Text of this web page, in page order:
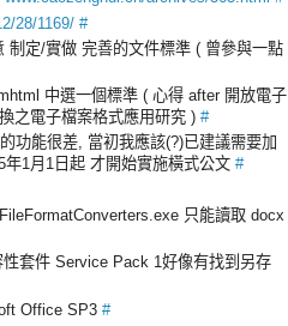
28/1169/ #
制定/實做 完善的文件標準 ( 曾參與一點
中選一個標準 ( 心得 after 開放電子
之電子檔案格式應用研究 ) #
功能很差, 當初我應該(?)已建議需要加
1月1日起 才開始實施橫式公文 #
只能讀取 docx
套件 Service Pack 1好像有找到另存
Office SP3 #